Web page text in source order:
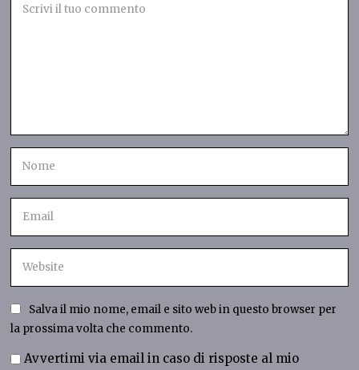
Salva il mio nome, email e sito web in questo browser per
la prossima volta che commento.
Avvertimi via email in caso di risposte al mio